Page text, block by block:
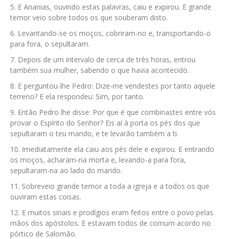
E Ananias, ouvindo estas palavras, caiu e expirou. E grande
temor veio sobre todos os que souberam disto.
Levantando-se os moços, cobriram-no e, transportando-o
para fora, o sepultaram.
Depois de um intervalo de cerca de três horas, entrou
também sua mulher, sabendo o que havia acontecido.
E perguntou-lhe Pedro: Dize-me vendestes por tanto aquele
terreno? E ela respondeu: Sim, por tanto.
Então Pedro lhe disse: Por que é que combinastes entre vós
provar o Espírito do Senhor? Eis aí à porta os pés dos que
sepultaram o teu marido, e te levarão também a ti.
Imediatamente ela caiu aos pés dele e expirou. E entrando
os moços, acharam-na morta e, levando-a para fora,
sepultaram-na ao lado do marido.
Sobreveio grande temor a toda a igreja e a todos os que
ouviram estas coisas.
E muitos sinais e prodígios eram feitos entre o povo pelas
mãos dos apóstolos. E estavam todos de comum acordo no
pórtico de Salomão.